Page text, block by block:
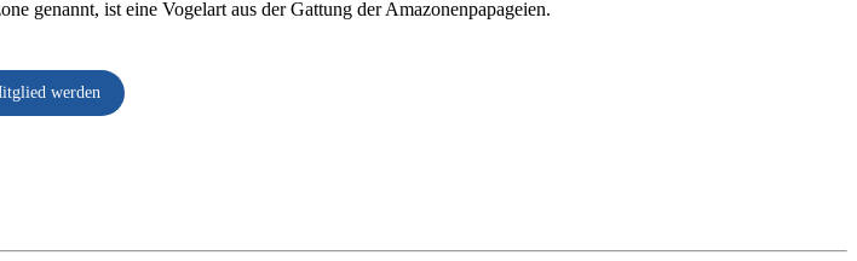
genannt, ist eine Vogelart aus der Gattung der Amazonenpapageien.
werden